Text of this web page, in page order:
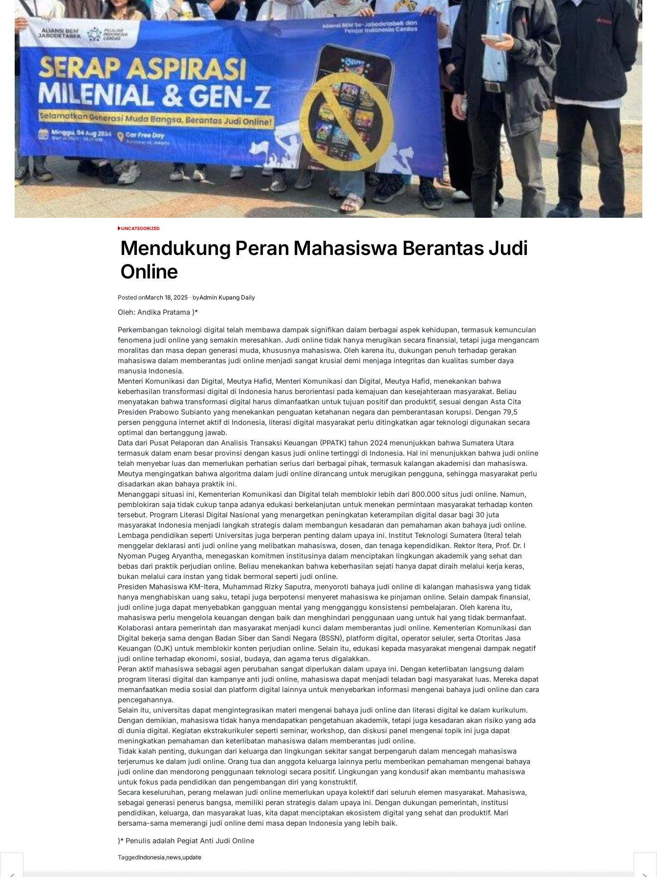
POSTED
UNCATEGORIZED
Mendukung Peran Mahasiswa Berantas Judi
Online
Posted onMarch 18, 2025 byAdmin Kupang Daily
Oleh: Andika Pratama )*
Perkembangan teknologi digital telah membawa dampak signifikan dalam berbagai aspek kehidupan, termasuk kemunculan
fenomena judi online yang semakin meresahkan. Judi online tidak hanya merugikan secara finansial, tetapi juga mengancam
moralitas dan masa depan generasi muda, khususnya mahasiswa. Oleh karena itu, dukungan penuh terhadap gerakan
mahasiswa dalam memberantas judi online menjadi sangat krusial demi menjaga integritas dan kualitas sumber daya
manusia Indonesia.
Menteri Komunikasi dan Digital, Meutya Hafid, Menteri Komunikasi dan Digital, Meutya Hafid, menekankan bahwa
keberhasilan transformasi digital di Indonesia harus berorientasi pada kemajuan dan kesejahteraan masyarakat. Beliau
menyatakan bahwa transformasi digital harus dimanfaatkan untuk tujuan positif dan produktif, sesuai dengan Asta Cita
Presiden Prabowo Subianto yang menekankan penguatan ketahanan negara dan pemberantasan korupsi. Dengan 79,5
persen pengguna internet aktif di Indonesia, literasi digital masyarakat perlu ditingkatkan agar teknologi digunakan secara
optimal dan bertanggung jawab.
Data dari Pusat Pelaporan dan Analisis Transaksi Keuangan (PPATK) tahun 2024 menunjukkan bahwa Sumatera Utara
termasuk dalam enam besar provinsi dengan kasus judi online tertinggi di Indonesia. Hal ini menunjukkan bahwa judi online
telah menyebar luas dan memerlukan perhatian serius dari berbagai pihak, termasuk kalangan akademisi dan mahasiswa.
Meutya mengingatkan bahwa algoritma dalam judi online dirancang untuk merugikan pengguna, sehingga masyarakat perlu
disadarkan akan bahaya praktik ini.
Menanggapi situasi ini, Kementerian Komunikasi dan Digital telah memblokir lebih dari 800.000 situs judi online. Namun,
pemblokiran saja tidak cukup tanpa adanya edukasi berkelanjutan untuk menekan permintaan masyarakat terhadap konten
tersebut. Program Literasi Digital Nasional yang menargetkan peningkatan keterampilan digital dasar bagi 30 juta
masyarakat Indonesia menjadi langkah strategis dalam membangun kesadaran dan pemahaman akan bahaya judi online.
Lembaga pendidikan seperti Universitas juga berperan penting dalam upaya ini. Institut Teknologi Sumatera (Itera) telah
menggelar deklarasi anti judi online yang melibatkan mahasiswa, dosen, dan tenaga kependidikan. Rektor Itera, Prof. Dr. I
Nyoman Pugeg Aryantha, menegaskan komitmen institusinya dalam menciptakan lingkungan akademik yang sehat dan
bebas dari praktik perjudian online. Beliau menekankan bahwa keberhasilan sejati hanya dapat diraih melalui kerja keras,
bukan melalui cara instan yang tidak bermoral seperti judi online.
Presiden Mahasiswa KM-Itera, Muhammad Rizky Saputra, menyoroti bahaya judi online di kalangan mahasiswa yang tidak
hanya menghabiskan uang saku, tetapi juga berpotensi menyeret mahasiswa ke pinjaman online. Selain dampak finansial,
judi online juga dapat menyebabkan gangguan mental yang mengganggu konsistensi pembelajaran. Oleh karena itu,
mahasiswa perlu mengelola keuangan dengan baik dan menghindari penggunaan uang untuk hal yang tidak bermanfaat.
Kolaborasi antara pemerintah dan masyarakat menjadi kunci dalam memberantas judi online. Kementerian Komunikasi dan
Digital bekerja sama dengan Badan Siber dan Sandi Negara (BSSN), platform digital, operator seluler, serta Otoritas Jasa
Keuangan (OJK) untuk memblokir konten perjudian online. Selain itu, edukasi kepada masyarakat mengenai dampak negatif
judi online terhadap ekonomi, sosial, budaya, dan agama terus digalakkan.
Peran aktif mahasiswa sebagai agen perubahan sangat diperlukan dalam upaya ini. Dengan keterlibatan langsung dalam
program literasi digital dan kampanye anti judi online, mahasiswa dapat menjadi teladan bagi masyarakat luas. Mereka dapat
memanfaatkan media sosial dan platform digital lainnya untuk menyebarkan informasi mengenai bahaya judi online dan cara
pencegahannya.
Selain itu, universitas dapat mengintegrasikan materi mengenai bahaya judi online dan literasi digital ke dalam kurikulum.
Dengan demikian, mahasiswa tidak hanya mendapatkan pengetahuan akademik, tetapi juga kesadaran akan risiko yang ada
di dunia digital. Kegiatan ekstrakurikuler seperti seminar, workshop, dan diskusi panel mengenai topik ini juga dapat
meningkatkan pemahaman dan keterlibatan mahasiswa dalam memberantas judi online.
Tidak kalah penting, dukungan dari keluarga dan lingkungan sekitar sangat berpengaruh dalam mencegah mahasiswa
terjerumus ke dalam judi online. Orang tua dan anggota keluarga lainnya perlu memberikan pemahaman mengenai bahaya
judi online dan mendorong penggunaan teknologi secara positif. Lingkungan yang kondusif akan membantu mahasiswa
untuk fokus pada pendidikan dan pengembangan diri yang konstruktif.
Secara keseluruhan, perang melawan judi online memerlukan upaya kolektif dari seluruh elemen masyarakat. Mahasiswa,
sebagai generasi penerus bangsa, memiliki peran strategis dalam upaya ini. Dengan dukungan pemerintah, institusi
pendidikan, keluarga, dan masyarakat luas, kita dapat menciptakan ekosistem digital yang sehat dan produktif. Mari
bersama-sama memerangi judi online demi masa depan Indonesia yang lebih baik.
)* Penulis adalah Pegiat Anti Judi Online
TaggedIndonesia news, update